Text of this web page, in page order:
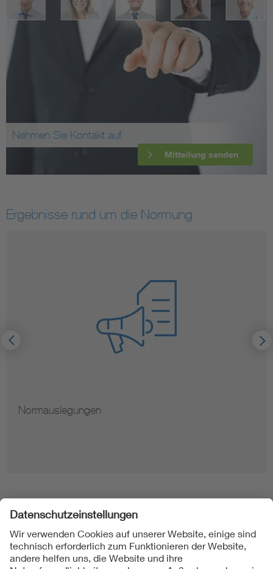
Nehmen Sie Kontakt auf
Mitteilung senden
Ergebnisse rund um die Normung
Normauslegungen
Folgen Sie uns